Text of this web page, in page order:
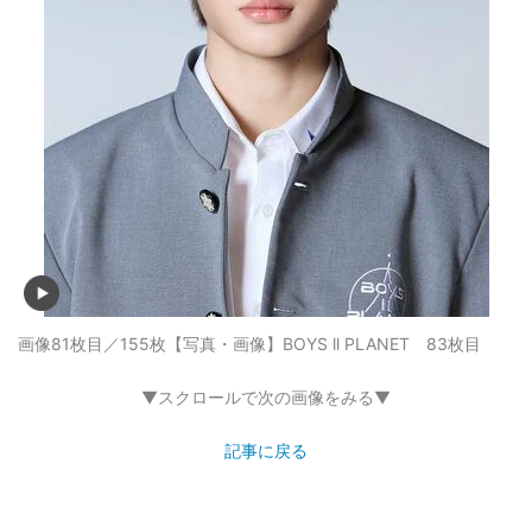
画像81枚目／155枚 【写真・画像】BOYS ll PLANET 83枚目
▼スクロールで次の画像をみる▼
記事に戻る